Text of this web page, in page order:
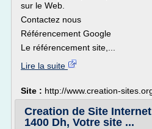
sur le Web.
Contactez nous
Référencement Google
Le référencement site,...
Lire la suite
Site : http://www.creation-
Creation de Site
1400 Dh, Votre site ...